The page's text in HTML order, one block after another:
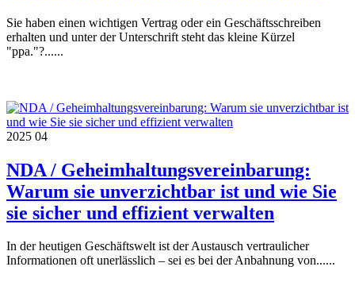
Sie haben einen wichtigen Vertrag oder ein Geschäftsschreiben
erhalten und unter der Unterschrift steht das kleine Kürzel
"ppa."?......
2025 04
NDA / Geheimhaltungsvereinbarung:
Warum sie unverzichtbar ist und wie Sie
sie sicher und effizient verwalten
In der heutigen Geschäftswelt ist der Austausch vertraulicher
Informationen oft unerlässlich – sei es bei der Anbahnung von......